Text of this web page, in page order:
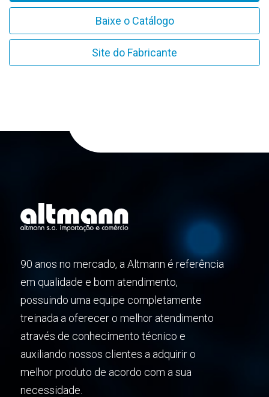
Baixe o Catálogo
Site do Fabricante
90 anos no mercado, a Altmann é referência
em qualidade e bom atendimento,
possuindo uma equipe completamente
treinada a oferecer o melhor atendimento
através de conhecimento técnico e
auxiliando nossos clientes a adquirir o
melhor produto de acordo com a sua
necessidade.